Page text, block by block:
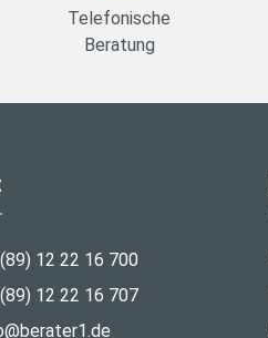
Telefonische
Beratung
12 22 16 700
12 22 16 707